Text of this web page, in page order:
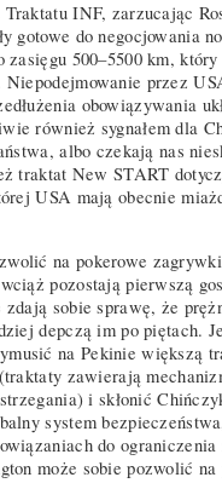
INF, zarzucając
gotowe do negocjowania
zasięgu 500–5500 km,
przez
obowiązywania
również sygnałem dla
albo czekają nas
traktat New START
USA mają obecnie
na pokerowe
pozostają pierwszą
zdają sobie sprawę, że
depczą im po piętach.
na Pekinie większą
zawierają
i skłonić
system
do
może sobie pozwolić na